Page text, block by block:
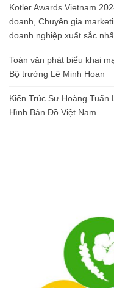
Kotler Awards Vietnam
doanh, Chuyên gia
doanh nghiệp xuất sắc
Toàn văn phát biểu khai
Bộ trưởng Lê Minh Hoan
Kiến Trúc Sư Hoàng
Hình Bản Đồ Việt Nam